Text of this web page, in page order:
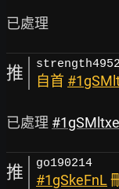
推 strength4952
自首
已處理 #1gSMltxe
推 go190214
#1gSkeFnL